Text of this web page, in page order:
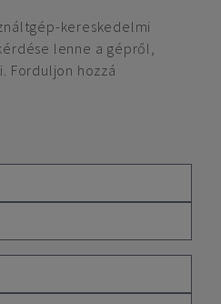
kereskedelmi
lenne a gépről,
Forduljon hozzá